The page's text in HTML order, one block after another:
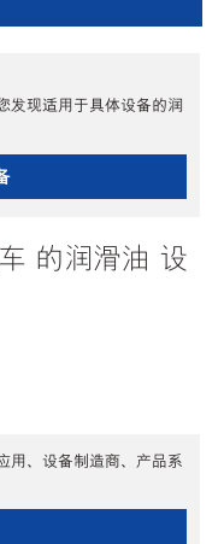
发现适用于具体设备的润
的润滑油 设
用、设备制造商、产品系